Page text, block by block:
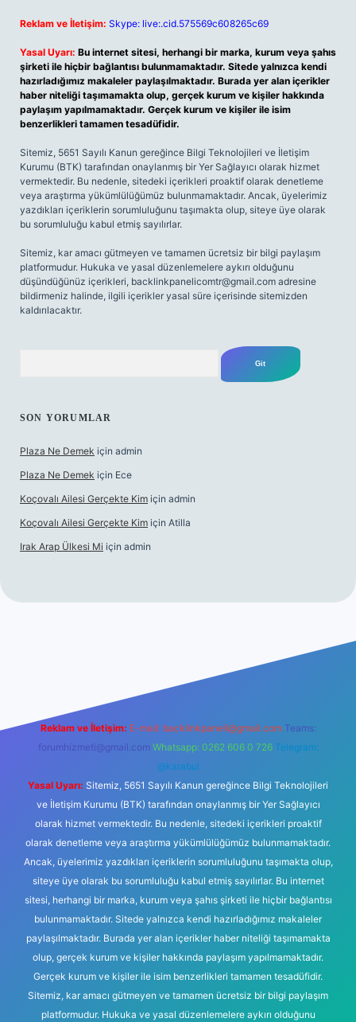
Reklam ve İletişim: Skype: live:.cid.575569c608265c69
Yasal Uyarı: Bu internet sitesi, herhangi bir marka, kurum veya şahıs
şirketi ile hiçbir bağlantısı bulunmamaktadır. Sitede yalnızca kendi
hazırladığımız makaleler paylaşılmaktadır. Burada yer alan içerikler
haber niteliği taşımamakta olup, gerçek kurum ve kişiler hakkında
paylaşım yapılmamaktadır. Gerçek kurum ve kişiler ile isim
benzerlikleri tamamen tesadüfidir.
Sitemiz, 5651 Sayılı Kanun gereğince Bilgi Teknolojileri ve İletişim
Kurumu (BTK) tarafından onaylanmış bir Yer Sağlayıcı olarak hizmet
vermektedir. Bu nedenle, sitedeki içerikleri proaktif olarak denetleme
veya araştırma yükümlülüğümüz bulunmamaktadır. Ancak, üyelerimiz
yazdıkları içeriklerin sorumluluğunu taşımakta olup, siteye üye olarak
bu sorumluluğu kabul etmiş sayılırlar.
Sitemiz, kar amacı gütmeyen ve tamamen ücretsiz bir bilgi paylaşım
platformudur. Hukuka ve yasal düzenlemelere aykırı olduğunu
düşündüğünüz içerikleri, backlinkpanelicomtr@gmail.com adresine
bildirmeniz halinde, ilgili içerikler yasal süre içerisinde sitemizden
kaldırılacaktır.
SON YORUMLAR
Plaza Ne Demek için admin
Plaza Ne Demek için Ece
Koçovalı Ailesi Gerçekte Kim için admin
Koçovalı Ailesi Gerçekte Kim için Atilla
Irak Arap Ülkesi Mi için admin
Reklam ve İletişim: E-mail: backlinkpaneli@gmail.com Teams:
forumhizmeti@gmail.com Whatsapp: 0262 606 0 726 Telegram:
@karabul
Yasal Uyarı: Sitemiz, 5651 Sayılı Kanun gereğince Bilgi Teknolojileri
ve İletişim Kurumu (BTK) tarafından onaylanmış bir Yer Sağlayıcı
olarak hizmet vermektedir. Bu nedenle, sitedeki içerikleri proaktif
olarak denetleme veya araştırma yükümlülüğümüz bulunmamaktadır.
Ancak, üyelerimiz yazdıkları içeriklerin sorumluluğunu taşımakta olup,
siteye üye olarak bu sorumluluğu kabul etmiş sayılırlar. Bu internet
sitesi, herhangi bir marka, kurum veya şahıs şirketi ile hiçbir bağlantısı
bulunmamaktadır. Sitede yalnızca kendi hazırladığımız makaleler
paylaşılmaktadır. Burada yer alan içerikler haber niteliği taşımamakta
olup, gerçek kurum ve kişiler hakkında paylaşım yapılmamaktadır.
Gerçek kurum ve kişiler ile isim benzerlikleri tamamen tesadüfidir.
Sitemiz, kar amacı gütmeyen ve tamamen ücretsiz bir bilgi paylaşım
platformudur. Hukuka ve yasal düzenlemelere aykırı olduğunu